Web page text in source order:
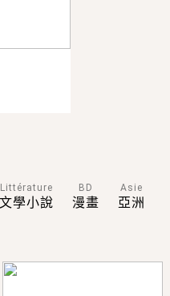
Littérature
文學小說
BD
漫畫
Asie
亞洲